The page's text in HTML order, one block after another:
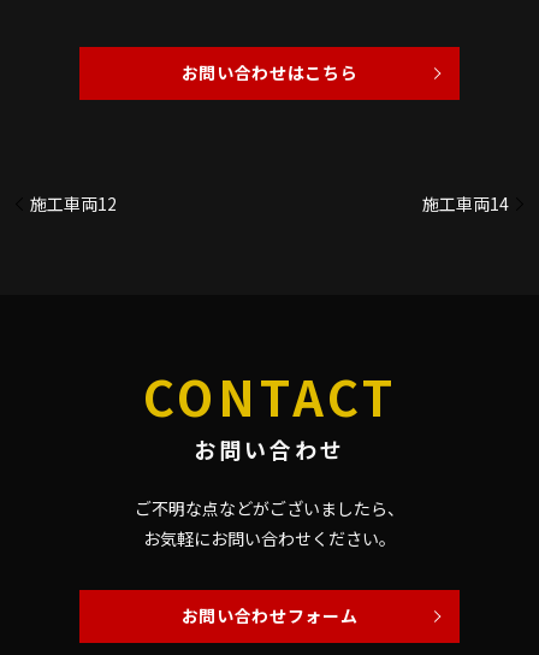
お問い合わせはこちら
施工車両12 施工車両14
CONTACT
お問い合わせ
ご不明な点などがございましたら、
お気軽にお問い合わせください。
お問い合わせフォーム